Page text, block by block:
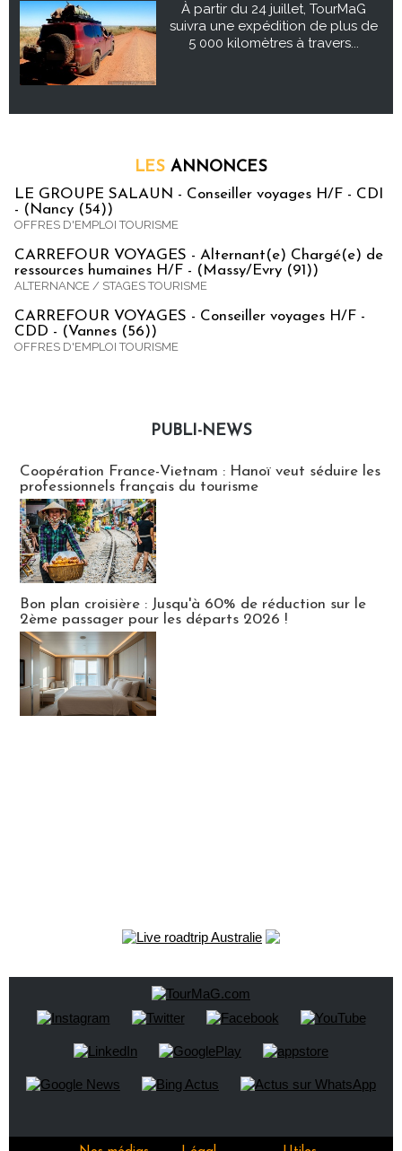
À partir du 24 juillet, TourMaG
suivra une expédition de plus de
5 000 kilomètres à travers...
LES ANNONCES
LE GROUPE SALAUN - Conseiller voyages H/F - CDI
- (Nancy (54))
OFFRES D'EMPLOI TOURISME
CARREFOUR VOYAGES - Alternant(e) Chargé(e) de
ressources humaines H/F - (Massy/Evry (91))
ALTERNANCE / STAGES TOURISME
CARREFOUR VOYAGES - Conseiller voyages H/F -
CDD - (Vannes (56))
OFFRES D'EMPLOI TOURISME
PUBLI-NEWS
Coopération France-Vietnam : Hanoï veut séduire les
professionnels français du tourisme
Bon plan croisière : Jusqu'à 60% de réduction sur le
2ème passager pour les départs 2026 !